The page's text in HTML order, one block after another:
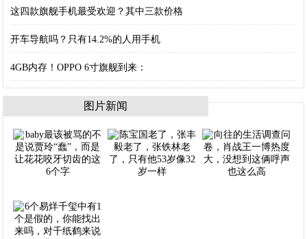
这四款旗舰手机最受欢迎？其中三款价格
开车导航吗？只有14.2%的人用手机
4GB内存！OPPO 6寸旗舰到来：
图片新闻